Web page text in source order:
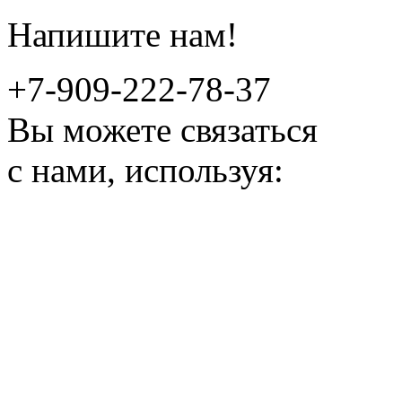
Напишите нам!
+7-909-222-78-37
Вы можете связаться
с нами, используя: